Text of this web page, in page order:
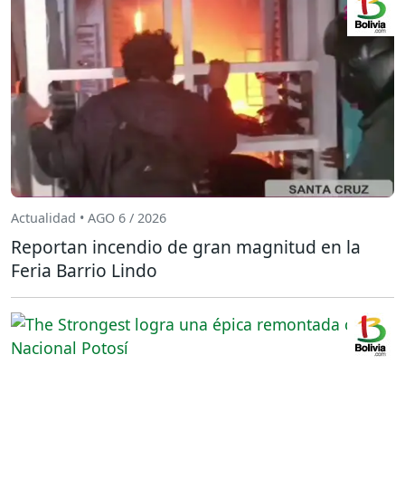
Actualidad • AGO 6 / 2026
Reportan incendio de gran magnitud en la
Feria Barrio Lindo